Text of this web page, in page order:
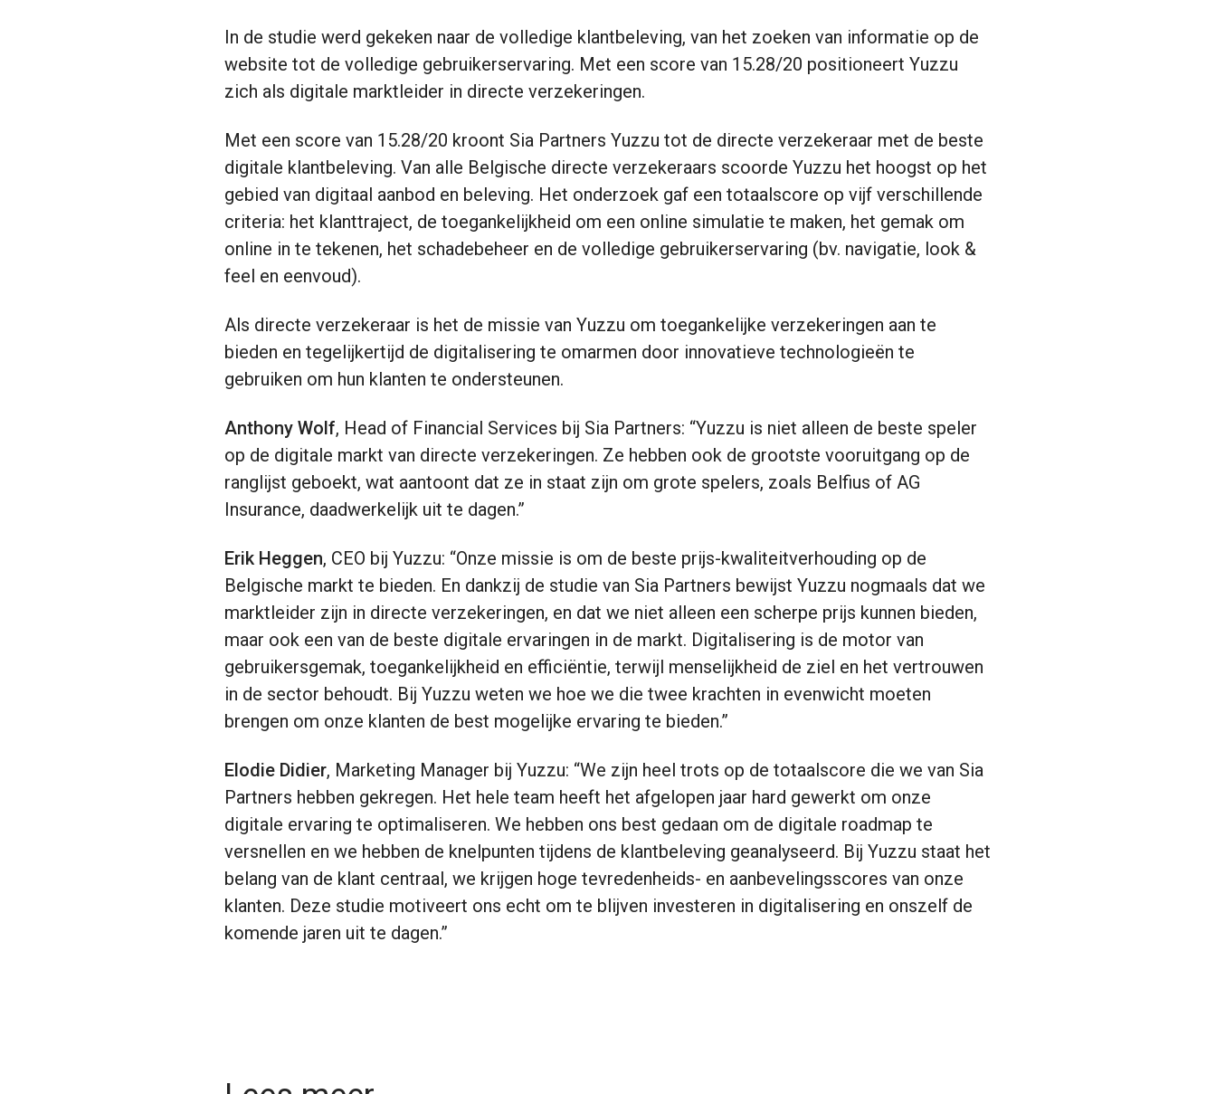
In de studie werd gekeken naar de volledige klantbeleving, van het zoeken van informatie op de
website tot de volledige gebruikerservaring. Met een score van 15.28/20 positioneert Yuzzu
zich als digitale marktleider in directe verzekeringen.
Met een score van 15.28/20 kroont Sia Partners Yuzzu tot de directe verzekeraar met de beste
digitale klantbeleving. Van alle Belgische directe verzekeraars scoorde Yuzzu het hoogst op het
gebied van digitaal aanbod en beleving. Het onderzoek gaf een totaalscore op vijf verschillende
criteria: het klanttraject, de toegankelijkheid om een online simulatie te maken, het gemak om
online in te tekenen, het schadebeheer en de volledige gebruikerservaring (bv. navigatie, look &
feel en eenvoud).
Als directe verzekeraar is het de missie van Yuzzu om toegankelijke verzekeringen aan te
bieden en tegelijkertijd de digitalisering te omarmen door innovatieve technologieën te
gebruiken om hun klanten te ondersteunen.
Anthony Wolf, Head of Financial Services bij Sia Partners: “Yuzzu is niet alleen de beste speler
op de digitale markt van directe verzekeringen. Ze hebben ook de grootste vooruitgang op de
ranglijst geboekt, wat aantoont dat ze in staat zijn om grote spelers, zoals Belfius of AG
Insurance, daadwerkelijk uit te dagen.”
Erik Heggen, CEO bij Yuzzu: “Onze missie is om de beste prijs-kwaliteitverhouding op de
Belgische markt te bieden. En dankzij de studie van Sia Partners bewijst Yuzzu nogmaals dat we
marktleider zijn in directe verzekeringen, en dat we niet alleen een scherpe prijs kunnen bieden,
maar ook een van de beste digitale ervaringen in de markt. Digitalisering is de motor van
gebruikersgemak, toegankelijkheid en efficiëntie, terwijl menselijkheid de ziel en het vertrouwen
in de sector behoudt. Bij Yuzzu weten we hoe we die twee krachten in evenwicht moeten
brengen om onze klanten de best mogelijke ervaring te bieden.”
Elodie Didier, Marketing Manager bij Yuzzu: “We zijn heel trots op de totaalscore die we van Sia
Partners hebben gekregen. Het hele team heeft het afgelopen jaar hard gewerkt om onze
digitale ervaring te optimaliseren. We hebben ons best gedaan om de digitale roadmap te
versnellen en we hebben de knelpunten tijdens de klantbeleving geanalyseerd. Bij Yuzzu staat het
belang van de klant centraal, we krijgen hoge tevredenheids- en aanbevelingsscores van onze
klanten. Deze studie motiveert ons echt om te blijven investeren in digitalisering en onszelf de
komende jaren uit te dagen.”